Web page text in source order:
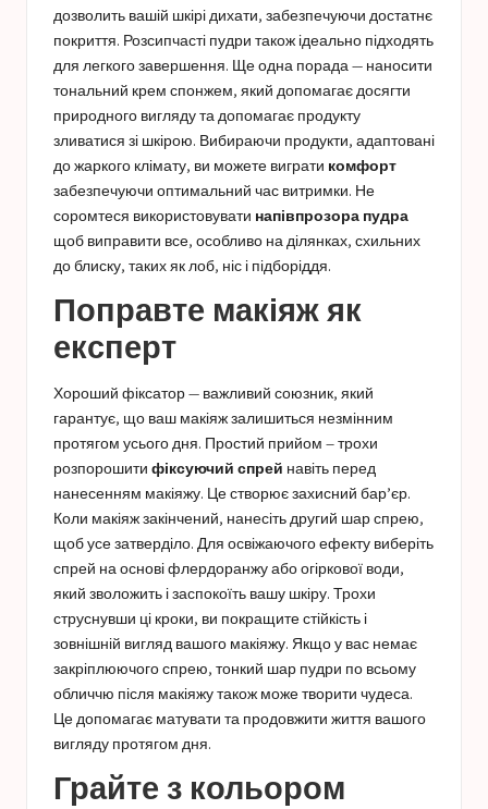
дозволить вашій шкірі дихати, забезпечуючи достатнє
покриття. Розсипчасті пудри також ідеально підходять
для легкого завершення. Ще одна порада — наносити
тональний крем спонжем, який допомагає досягти
природного вигляду та допомагає продукту
зливатися зі шкірою. Вибираючи продукти, адаптовані
до жаркого клімату, ви можете виграти комфорт
забезпечуючи оптимальний час витримки. Не
соромтеся використовувати напівпрозора пудра
щоб виправити все, особливо на ділянках, схильних
до блиску, таких як лоб, ніс і підборіддя.
Поправте макіяж як
експерт
Хороший фіксатор — важливий союзник, який
гарантує, що ваш макіяж залишиться незмінним
протягом усього дня. Простий прийом – трохи
розпорошити фіксуючий спрей навіть перед
нанесенням макіяжу. Це створює захисний бар’єр.
Коли макіяж закінчений, нанесіть другий шар спрею,
щоб усе затверділо. Для освіжаючого ефекту виберіть
спрей на основі флердоранжу або огіркової води,
який зволожить і заспокоїть вашу шкіру. Трохи
струснувши ці кроки, ви покращите стійкість і
зовнішній вигляд вашого макіяжу. Якщо у вас немає
закріплюючого спрею, тонкий шар пудри по всьому
обличчю після макіяжу також може творити чудеса.
Це допомагає матувати та продовжити життя вашого
вигляду протягом дня.
Грайте з кольором